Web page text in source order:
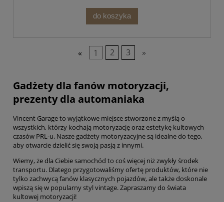
do koszyka
« 1 2 3 »
Gadżety dla fanów motoryzacji,
prezenty dla automaniaka
Vincent Garage to wyjątkowe miejsce stworzone z myślą o
wszystkich, którzy kochają motoryzację oraz estetykę kultowych
czasów PRL-u. Nasze gadżety motoryzacyjne są idealne do tego,
aby otwarcie dzielić się swoją pasją z innymi.
Wiemy, że dla Ciebie samochód to coś więcej niż zwykły środek
transportu. Dlatego przygotowaliśmy ofertę produktów, które nie
tylko zachwycą fanów klasycznych pojazdów, ale także doskonale
wpiszą się w popularny styl vintage. Zapraszamy do świata
kultowej motoryzacji!